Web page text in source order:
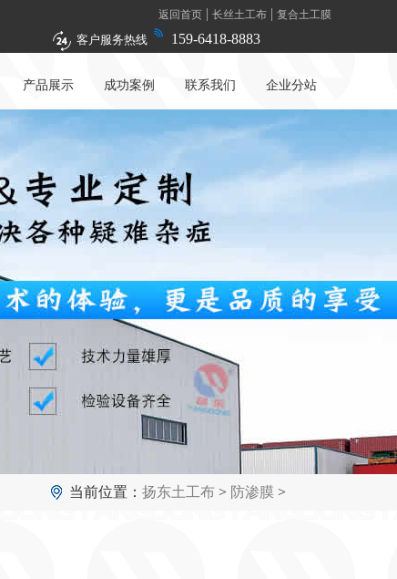
返回首页 | 长丝土工布 | 复合土工膜
客户服务热线 159-6418-8883
产品展示 成功案例 联系我们 企业分站
当前位置： 扬东土工布 > 防渗膜 >